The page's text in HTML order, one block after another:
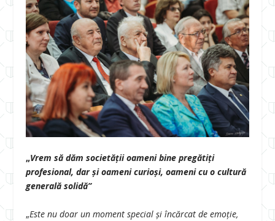
„Vrem să dăm societății oameni bine pregătiți
profesional, dar și oameni curioși, oameni cu o cultură
generală solidă”
„Este nu doar un moment special și încărcat de emoție,